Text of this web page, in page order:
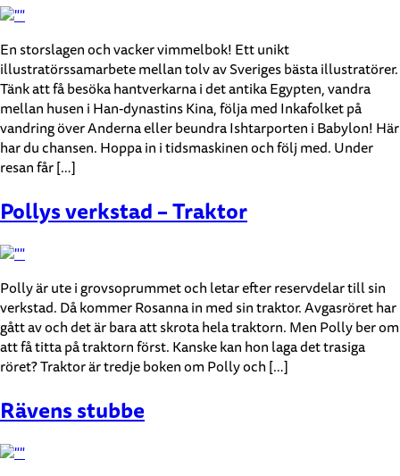
En storslagen och vacker vimmelbok! Ett unikt
illustratörssamarbete mellan tolv av Sveriges bästa illustratörer.
Tänk att få besöka hantverkarna i det antika Egypten, vandra
mellan husen i Han-dynastins Kina, följa med Inkafolket på
vandring över Anderna eller beundra Ishtarporten i Babylon! Här
har du chansen. Hoppa in i tidsmaskinen och följ med. Under
resan får […]
Pollys verkstad – Traktor
Polly är ute i grovsoprummet och letar efter reservdelar till sin
verkstad. Då kommer Rosanna in med sin traktor. Avgasröret har
gått av och det är bara att skrota hela traktorn. Men Polly ber om
att få titta på traktorn först. Kanske kan hon laga det trasiga
röret? Traktor är tredje boken om Polly och […]
Rävens stubbe